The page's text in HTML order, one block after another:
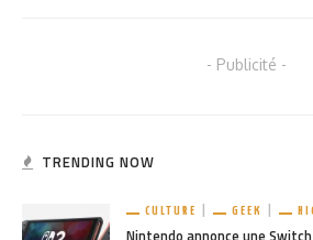
- Publicité -
TRENDING NOW
CULTURE GEEK